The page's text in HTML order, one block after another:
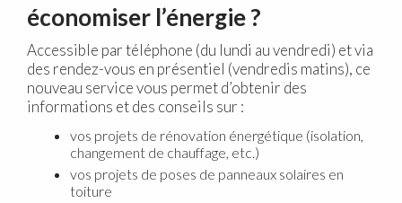
économiser l’énergie ?
Accessible par téléphone (du lundi au vendredi) et via
des rendez-vous en présentiel (vendredis matins), ce
nouveau service vous permet d’obtenir des
informations et des conseils sur :
vos projets de rénovation énergétique (isolation,
changement de chauffage, etc.)
vos projets de poses de panneaux solaires en
toiture